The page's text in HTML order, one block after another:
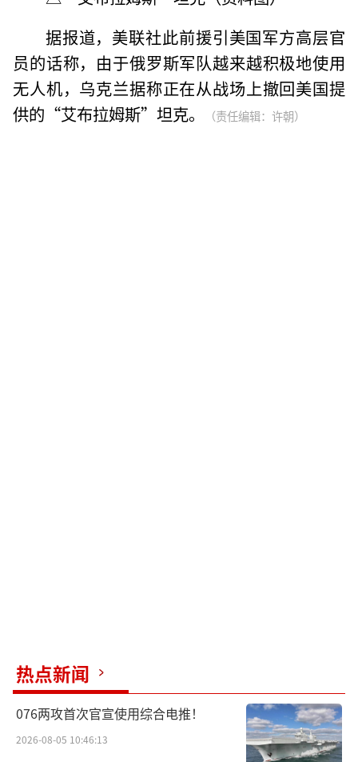
据报道，美联社此前援引美国军方高层官
员的话称，由于俄罗斯军队越来越积极地使用
无人机，乌克兰据称正在从战场上撤回美国提
供的“艾布拉姆斯”坦克。
（责任编辑：许朝）
热点新闻
076两攻首次官宣使用综合电推！
2026-08-05 10:46:13